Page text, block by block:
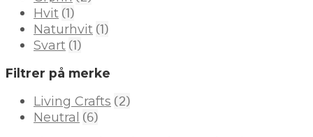
Hvit (1)
Naturhvit (1)
Svart (1)
Filtrer på merke
Living Crafts (2)
Neutral (6)